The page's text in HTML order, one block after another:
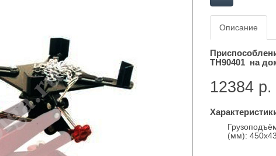
Описание
TH90401на
12384 р.
(мм):